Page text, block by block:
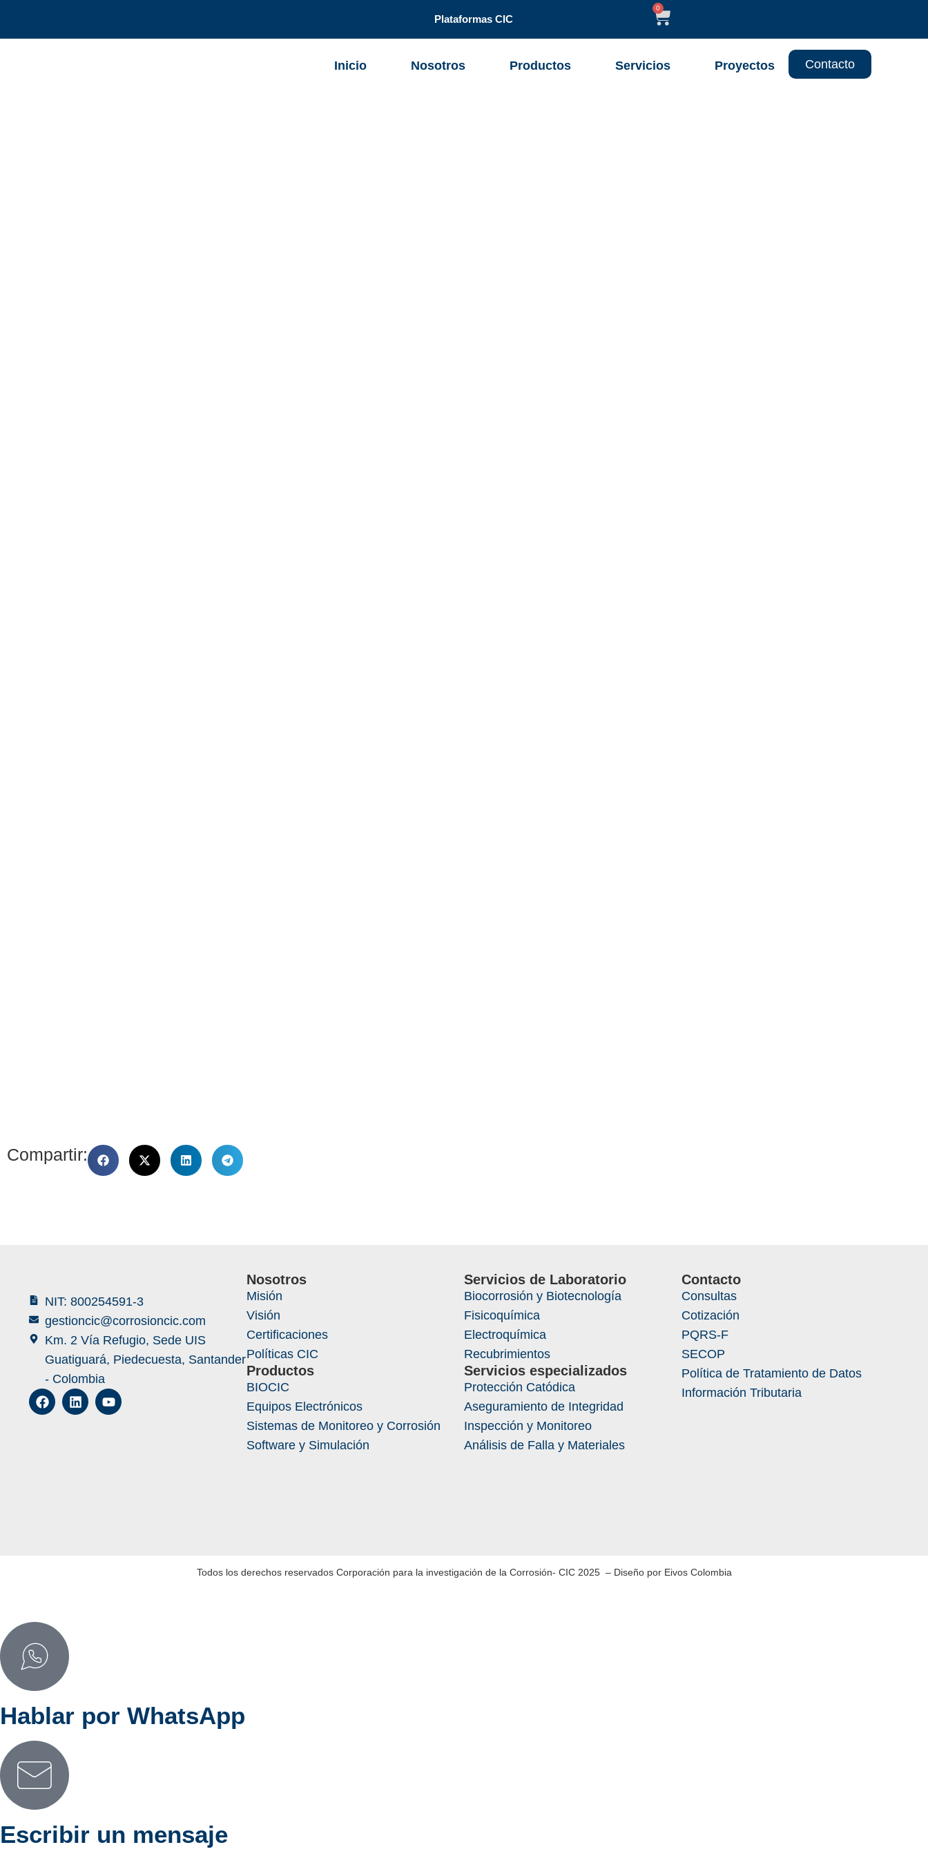
Plataformas CIC
0
Inicio Nosotros Productos Servicios Proyectos Contacto
Compartir:
NIT: 800254591-3
gestioncic@corrosioncic.com
Km. 2 Vía Refugio, Sede UIS
Guatiguará, Piedecuesta, Santander
- Colombia
Nosotros
Misión
Visión
Certificaciones
Políticas CIC
Productos
BIOCIC
Equipos Electrónicos
Sistemas de Monitoreo y Corrosión
Software y Simulación
Servicios de Laboratorio
Biocorrosión y Biotecnología
Fisicoquímica
Electroquímica
Recubrimientos
Servicios especializados
Protección Catódica
Aseguramiento de Integridad
Inspección y Monitoreo
Análisis de Falla y Materiales
Contacto
Consultas
Cotización
PQRS-F
SECOP
Política de Tratamiento de Datos
Información Tributaria
Todos los derechos reservados Corporación para la investigación de la Corrosión- CIC 2025 – Diseño por Eivos Colombia
Hablar por WhatsApp
Escribir un mensaje